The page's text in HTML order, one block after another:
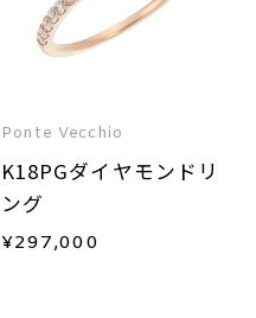
Ponte Vecchio
K18PGダイヤモンドリ
ング
¥297,000